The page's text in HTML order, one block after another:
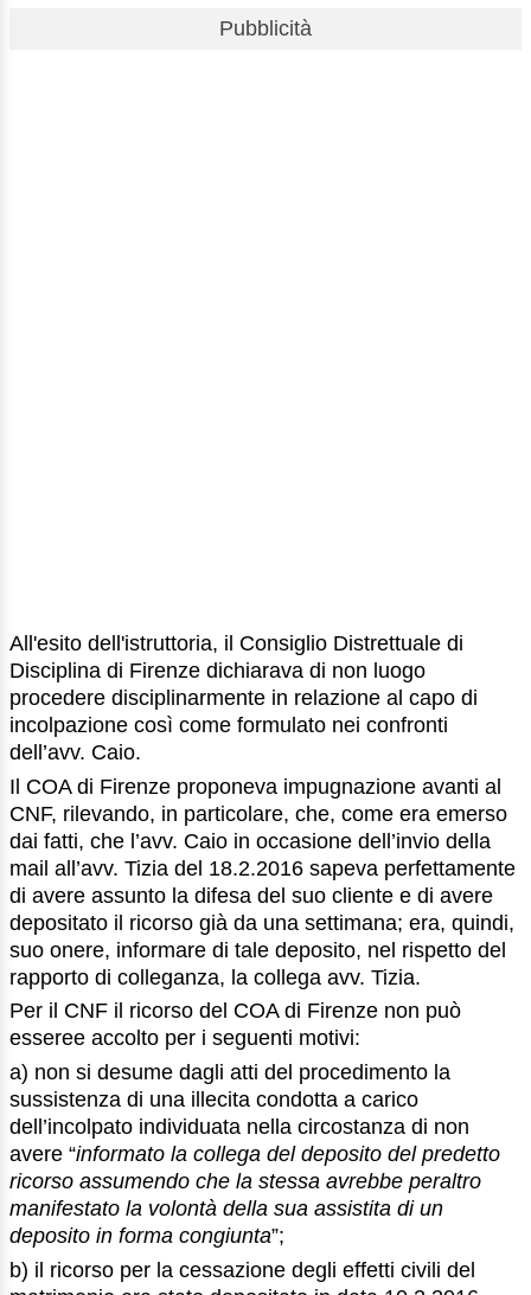
Pubblicità
All'esito dell'istruttoria, il Consiglio Distrettuale di
Disciplina di Firenze dichiarava di non luogo
procedere disciplinarmente in relazione al capo di
incolpazione così come formulato nei confronti
dell’avv. Caio.
Il COA di Firenze proponeva impugnazione avanti al
CNF, rilevando, in particolare, che, come era emerso
dai fatti, che l’avv. Caio in occasione dell’invio della
mail all’avv. Tizia del 18.2.2016 sapeva perfettamente
di avere assunto la difesa del suo cliente e di avere
depositato il ricorso già da una settimana; era, quindi,
suo onere, informare di tale deposito, nel rispetto del
rapporto di colleganza, la collega avv. Tizia.
Per il CNF il ricorso del COA di Firenze non può
esseree accolto per i seguenti motivi:
a) non si desume dagli atti del procedimento la
sussistenza di una illecita condotta a carico
dell’incolpato individuata nella circostanza di non
avere “informato la collega del deposito del predetto
ricorso assumendo che la stessa avrebbe peraltro
manifestato la volontà della sua assistita di un
deposito in forma congiunta”;
b) il ricorso per la cessazione degli effetti civili del